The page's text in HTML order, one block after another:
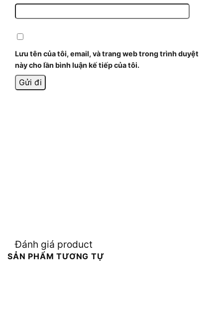
Lưu tên của tôi, email, và trang web trong trình duyệt
này cho lần bình luận kế tiếp của tôi.
Đánh giá product
SẢN PHẨM TƯƠNG TỰ